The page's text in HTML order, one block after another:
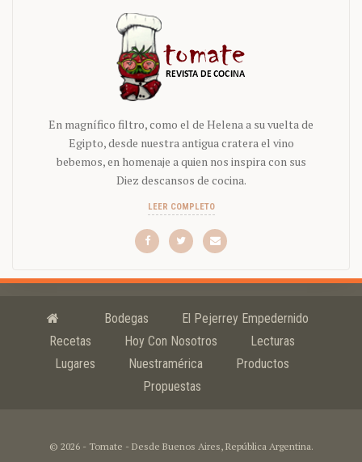
En magnífico filtro, como el de Helena a su vuelta de
Egipto, desde nuestra antigua cratera el vino
bebemos, en homenaje a quien nos inspira con sus
Diez descansos de cocina.
LEER COMPLETO
Bodegas
El Pejerrey Empedernido
Recetas
Hoy Con Nosotros
Lecturas
Lugares
Nuestramérica
Productos
Propuestas
© 2026 - Tomate - Desde Buenos Aires, República Argentina.